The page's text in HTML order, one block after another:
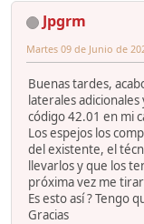
Jpgrm
Martes 09 de Junio de
Buenas tardes,
laterales
código 42.01 en mi
Los espejos los
del existente, el
llevarlos y que los
próxima vez me
Es esto así ? Tengo
Gracias